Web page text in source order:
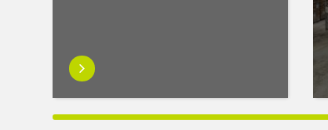
Saber
más
sobre¡Si
lo